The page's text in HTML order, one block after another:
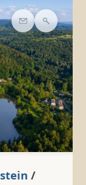
Contact
/